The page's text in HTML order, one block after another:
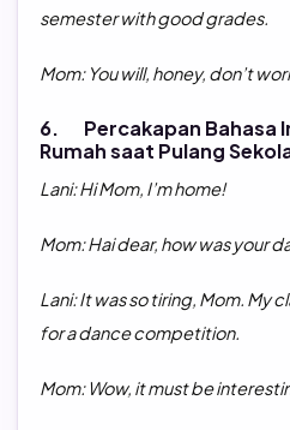
semester with good grades.
Mom: You will, honey, don’t
6. Percakapan Bahasa
Rumah saat Pulang
Lani: Hi Mom, I’m home!
Mom: Hai dear, how was your
Lani: It was so tiring, Mom. My
for a dance competition.
Mom: Wow, it must be